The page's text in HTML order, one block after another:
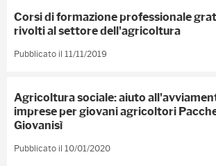
Corsi di formazione professionale
rivolti al settore dell'agricoltura
Pubblicato il 11/11/2019
Agricoltura sociale: aiuto
imprese per giovani agricoltori
Giovanisì
Pubblicato il 10/01/2020